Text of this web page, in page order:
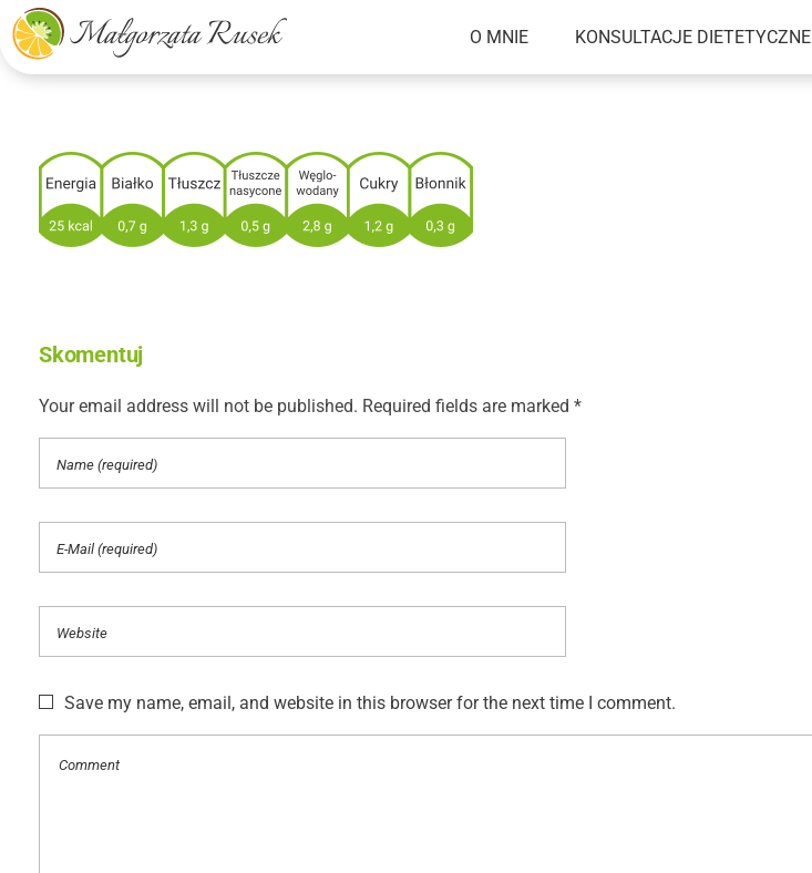
Małgorzata Rusek - dietetyk z pasją
Dietetyka kliniczna & Psychodietetyka
O MNIE KONSULTACJE DIETETYCZNE
Skomentuj
Your email address will not be published. Required fields are marked *
Save my name, email, and website in this browser for the next time I comment.